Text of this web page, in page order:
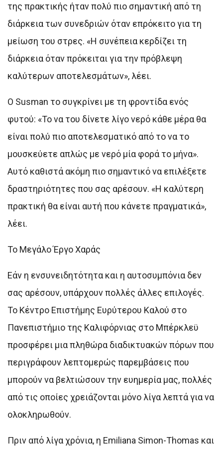
της πρακτικής ήταν πολύ πιο σημαντική από τη
διάρκεια των συνεδριών όταν επρόκειτο για τη
μείωση του στρες. «Η συνέπεια κερδίζει τη
διάρκεια όταν πρόκειται για την πρόβλεψη
καλύτερων αποτελεσμάτων», λέει.
Ο Susman το συγκρίνει με τη φροντίδα ενός
φυτού: «Το να του δίνετε λίγο νερό κάθε μέρα θα
είναι πολύ πιο αποτελεσματικό από το να το
μουσκεύετε απλώς με νερό μία φορά το μήνα».
Αυτό καθιστά ακόμη πιο σημαντικό να επιλέξετε
δραστηριότητες που σας αρέσουν. «Η καλύτερη
πρακτική θα είναι αυτή που κάνετε πραγματικά»,
λέει.
Το Μεγάλο Έργο Χαράς
Εάν η ενσυνειδητότητα και η αυτοσυμπόνια δεν
σας αρέσουν, υπάρχουν πολλές άλλες επιλογές.
Το Κέντρο Επιστήμης Ευρύτερου Καλού στο
Πανεπιστήμιο της Καλιφόρνιας στο Μπέρκλεϋ
προσφέρει μια πληθώρα διαδικτυακών πόρων που
περιγράφουν λεπτομερώς παρεμβάσεις που
μπορούν να βελτιώσουν την ευημερία μας, πολλές
από τις οποίες χρειάζονται μόνο λίγα λεπτά για να
ολοκληρωθούν.
Πριν από λίγα χρόνια, η Emiliana Simon-Thomas και